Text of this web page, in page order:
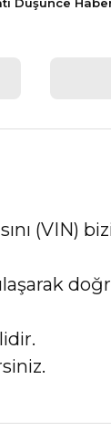
(VIN)